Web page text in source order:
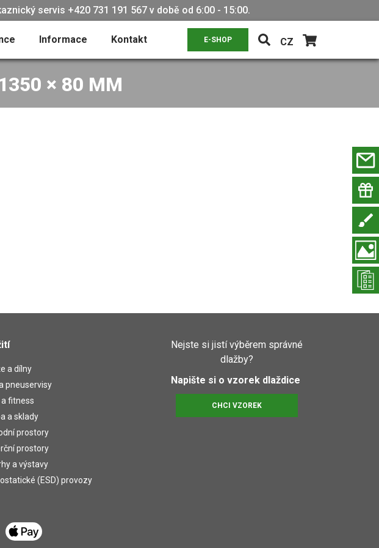
servis +420 731 191 567 v době od 6:00 - 15:00.
Informace Kontakt E-SHOP CZ
× 80 MM
a dílny
pneuservisy
fitness
a sklady
prostory
prostory
a výstavy
(ESD) provozy
Nejste si jistí výběrem správné
dlažby?
Napište si o vzorek dlaždice
CHCI VZOREK